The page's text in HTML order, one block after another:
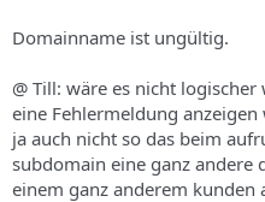
Domainname ist ungültig.
@ Till: wäre es nicht
eine Fehlermeldung
ja auch nicht so das beim
subdomain eine ganz andere
einem ganz anderem kunden